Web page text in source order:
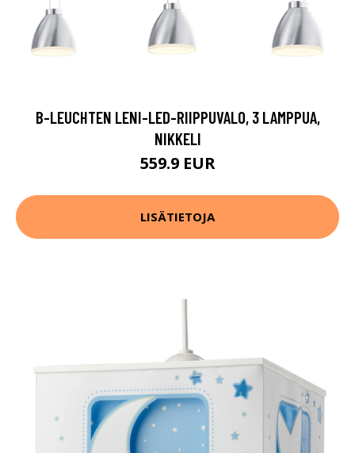
B-LEUCHTEN LENI-LED-RIIPPUVALO, 3 LAMPPUA,
NIKKELI
559.9 EUR
LISÄTIETOJA